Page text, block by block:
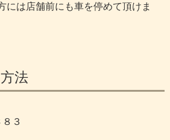
には店舗前にも車を停めて頂けま
法
３